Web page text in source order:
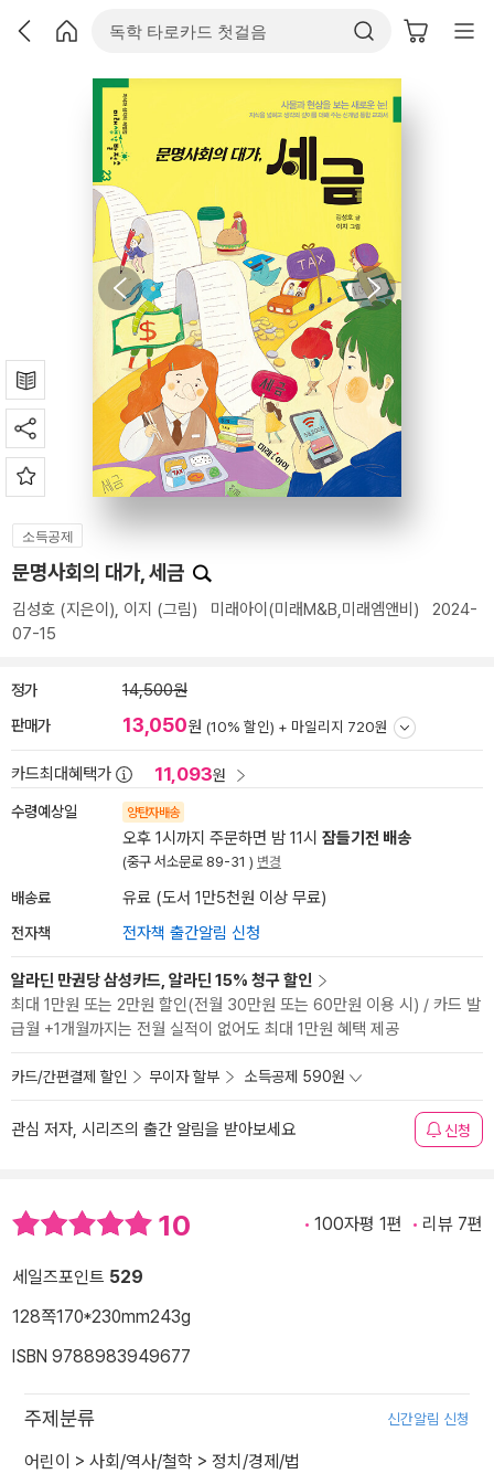
소득공제
문명사회의 대가, 세금
김성호 (지은이), 이지 (그림) 미래아이(미래M&B,미래엠앤비) 2024-
07-15
정가 14,500원
판매가 13,050원 (10% 할인) + 마일리지 720원
카드최대혜택가 11,093원
수령예상일 양탄자배송
오후 1시까지 주문하면 밤 11시 잠들기전 배송
(중구 서소문로 89-31 ) 변경
배송료 유료 (도서 1만5천원 이상 무료)
전자책 전자책 출간알림 신청
알라딘 만권당 삼성카드, 알라딘 15% 청구 할인
최대 1만원 또는 2만원 할인(전월 30만원 또는 60만원 이용 시) / 카드 발
급월 +1개월까지는 전월 실적이 없어도 최대 1만원 혜택 제공
카드/간편결제 할인 무이자 할부 소득공제 590원
관심 저자, 시리즈의 출간 알림을 받아보세요 신청
10 100자평 1편 리뷰 7편
세일즈포인트 529
128쪽170*230mm243g
ISBN 9788983949677
주제분류 신간알림 신청
어린이 > 사회/역사/철학 > 정치/경제/법